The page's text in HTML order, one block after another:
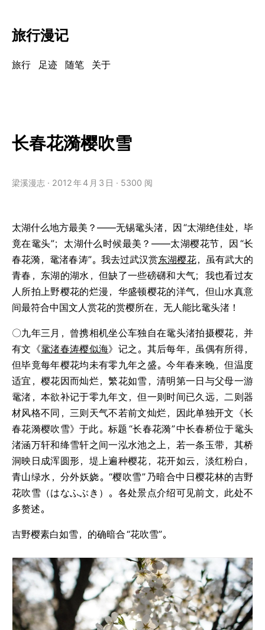
旅行漫记
旅行 足迹 随笔 关于
长春花漪樱吹雪
梁溪漫志 2012年4 月 3 日 5300 阅
太湖什么地方最美？——无锡鼋头渚，因“太湖绝佳处，毕
竟在鼋头”；太湖什么时候最美？——太湖樱花节，因 “长
春花漪，鼋渚春涛”。我去过武汉赏东湖樱花，虽有武大的
青春，东湖的湖水，但缺了一些磅礴和大气；我也看过友
人所拍上野樱花的烂漫，华盛顿樱花的洋气，但山水真意
间最符合中国文人赏花的赏樱所在，无人能比鼋头渚！
〇九年三月，曾携相机坐公车独自在鼋头渚拍摄樱花，并
有文《鼋渚春涛樱似海》记之。其后每年，虽偶有所得，
但毕竟每年樱花均未有零九年之盛。今年春来晚，但温度
适宜，樱花因而灿烂，繁花如雪，清明第一日与父母一游
鼋渚，本欲补记于零九年文，但一则时间已久远，二则器
材风格不同，三则天气不若前文灿烂，因此单独开文《长
春花漪樱吹雪》于此。标题 “长春花漪”中长春桥位于鼋头
渚涵万轩和绛雪轩之间一泓水池之上，若一条玉带，其桥
洞映日成浑圆形，堤上遍种樱花，花开如云，淡红粉白，
青山绿水，分外妖娆。“樱吹雪” 乃暗合中日樱花林的吉野
花吹雪（はなふぶき）。各处景点介绍可见前文，此处不
多赘述。
吉野樱素白如雪，的确暗合“花吹雪”。